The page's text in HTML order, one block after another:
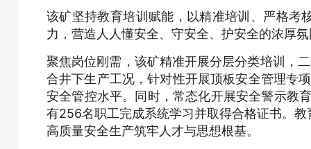
该矿坚持教育培训赋能，以精准培训、严格考
力，营造人人懂安全、守安全、护安全的浓厚
聚焦岗位刚需，该矿精准开展分层分类培训，
合井下生产工况，针对性开展顶板安全管理专
安全管控水平。同时，常态化开展安全警示教
有256名职工完成系统学习并取得合格证书。
高质量安全生产筑牢人才与思想根基。